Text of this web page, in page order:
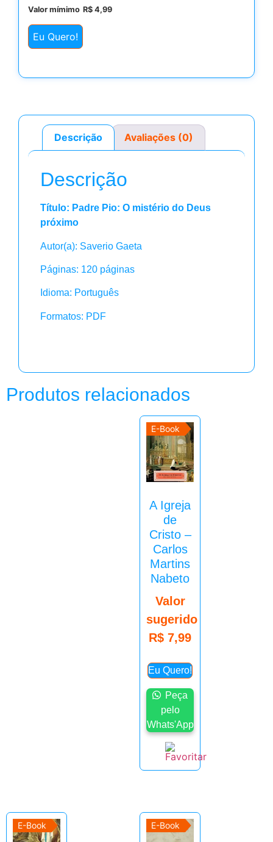
Valor mímimo R$ 4,99
Eu Quero!
Descrição Avaliações (0)
Descrição
Título: Padre Pio: O mistério do Deus
próximo
Autor(a): Saverio Gaeta
Páginas: 120 páginas
Idioma: Português
Formatos: PDF
Produtos relacionados
E-Book
A Igreja
de
Cristo –
Carlos
Martins
Nabeto
Valor
sugerido
R$ 7,99
Eu Quero!
Peça
pelo
Whats'App
E-Book E-Book